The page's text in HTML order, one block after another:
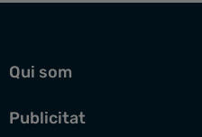
Qui som
Publicitat